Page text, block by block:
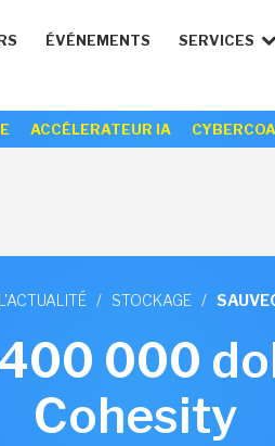
ÉVÉNEMENTS SERVICES
ACCÉLERATEUR IA
/ STOCKAGE /
000
Cohesity